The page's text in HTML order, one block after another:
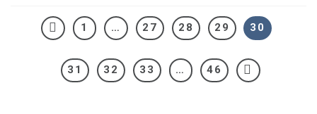
1 … 27 28 29 30
31 32 33 … 46